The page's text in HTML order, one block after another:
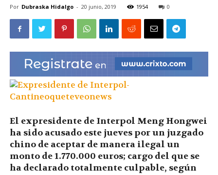
|
Ultima
Hora
|
Por Dubraska Hidalgo - 20 junio, 2019 1954 0
El expresidente de Interpol Meng Hongwei
ha sido acusado este jueves por un juzgado
chino de aceptar de manera ilegal un
monto de 1.770.000 euros; cargo del que se
ha declarado totalmente culpable, según